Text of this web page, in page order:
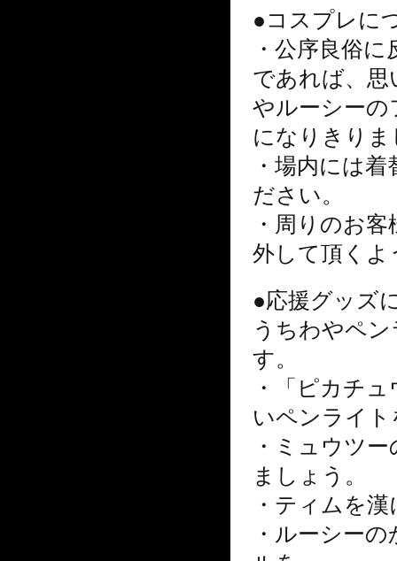
●コスプレに
・公序良俗
であれば、
やルーシー
になりきり
・場内には
ださい。
・周りのお
外して頂く
●応援グッズ
うちわやペ
す。
・「ピカチ
いペンライ
・ミュウツ
ましょう。
・ティムを
・ルーシー